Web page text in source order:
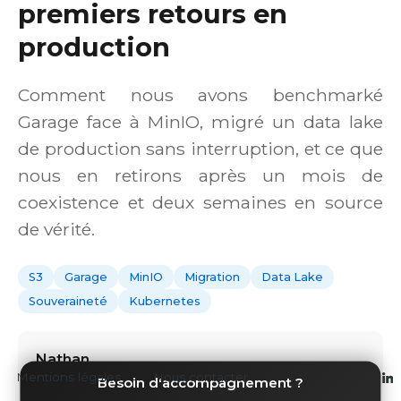
premiers retours en
production
Comment nous avons benchmarké
Garage face à MinIO, migré un data lake
de production sans interruption, et ce que
nous en retirons après un mois de
coexistence et deux semaines en source
de vérité.
S3 Garage MinIO Migration
Data Lake
Souveraineté
Kubernetes
Nathan
ML OPS Besoin d'accompagnement ?
Mentions légales Nous contacter